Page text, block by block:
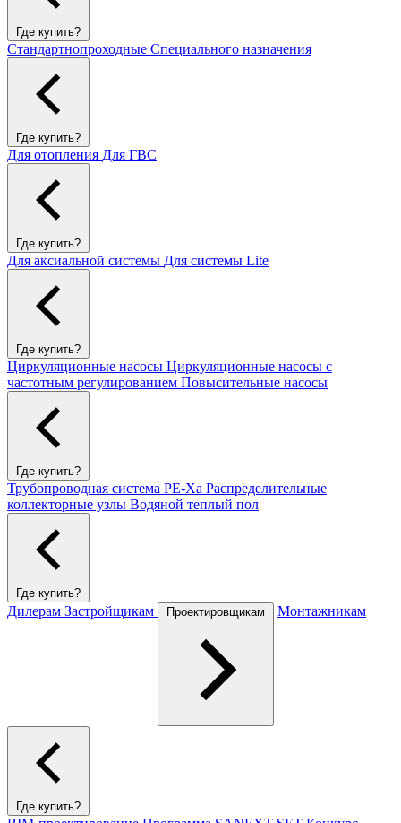
Где купить?
Стандартнопроходные Специального назначения
Где купить?
Для отопления Для ГВС
Где купить?
Для аксиальной системы Для системы Lite
Где купить?
Циркуляционные насосы Циркуляционные насосы с
частотным регулированием Повысительные насосы
Где купить?
Трубопроводная система PE-Xa Распределительные
коллекторные узлы Водяной теплый пол
Где купить?
Дилерам Застройщикам Проектировщикам Монтажникам
Где купить?